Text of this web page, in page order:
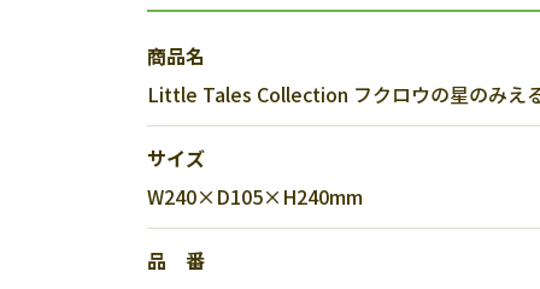
商品名
Little Tales Collection フクロウの星のみえ
サイズ
W240×D105×H240mm
品 番